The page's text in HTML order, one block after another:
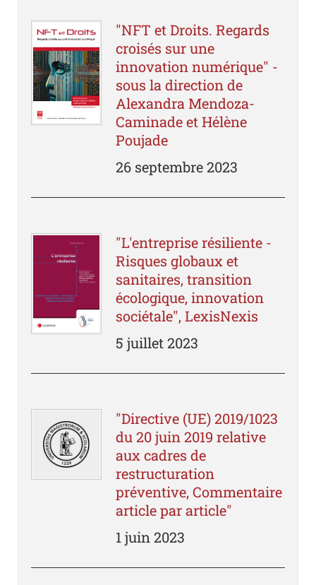
"NFT et Droits. Regards
croisés sur une
innovation numérique" -
sous la direction de
Alexandra Mendoza-
Caminade et Hélène
Poujade
26 septembre 2023
"L'entreprise résiliente -
Risques globaux et
sanitaires, transition
écologique, innovation
sociétale", LexisNexis
5 juillet 2023
"Directive (UE) 2019/1023
du 20 juin 2019 relative
aux cadres de
restructuration
préventive, Commentaire
article par article"
1 juin 2023